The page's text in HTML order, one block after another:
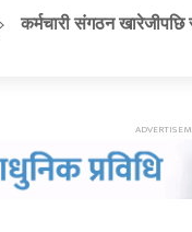
कर्मचारी संगठन खारेजीपछि